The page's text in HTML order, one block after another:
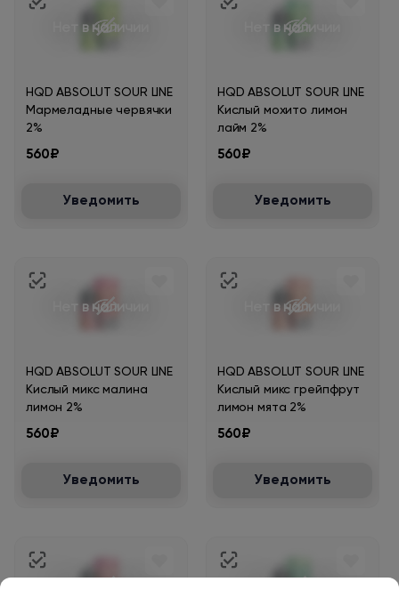
Нет в наличии
HQD ABSOLUT SOUR LINE
Мармеладные червячки
2%
560₽
Уведомить
Нет в наличии
HQD ABSOLUT SOUR LINE
Кислый мохито лимон
лайм 2%
560₽
Уведомить
Нет в наличии
HQD ABSOLUT SOUR LINE
Кислый микс малина
лимон 2%
560₽
Уведомить
Нет в наличии
HQD ABSOLUT SOUR LINE
Кислый микс грейпфрут
лимон мята 2%
560₽
Уведомить